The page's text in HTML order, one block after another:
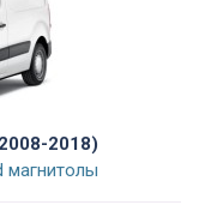
2018)
магнитолы